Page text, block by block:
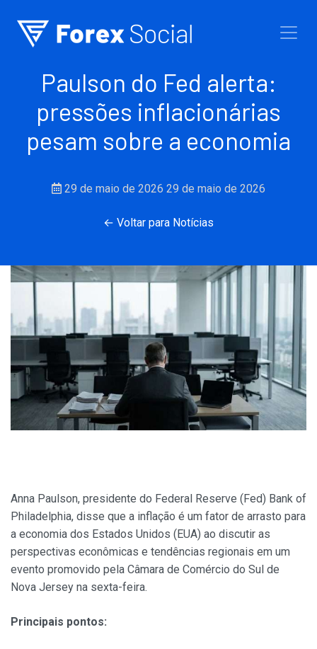
Paulson do Fed alerta:
pressões inflacionárias
pesam sobre a economia
29 de maio de 2026 29 de maio de 2026
← Voltar para Notícias
Anna Paulson, presidente do Federal Reserve (Fed) Bank of
Philadelphia, disse que a inflação é um fator de arrasto para
a economia dos Estados Unidos (EUA) ao discutir as
perspectivas econômicas e tendências regionais em um
evento promovido pela Câmara de Comércio do Sul de
Nova Jersey na sexta-feira.
Principais pontos: